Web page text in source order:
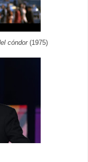
cóndor(1975)